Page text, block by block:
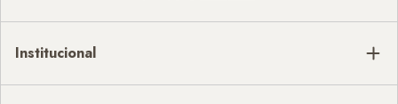
Institucional